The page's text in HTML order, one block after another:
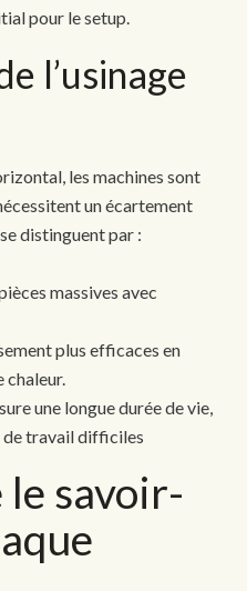
pour le setup.
l’usinage
les machines sont
un écartement
distinguent par :
massives avec
plus efficaces en
chaleur.
une longue durée de vie,
de travail difficiles
savoir-